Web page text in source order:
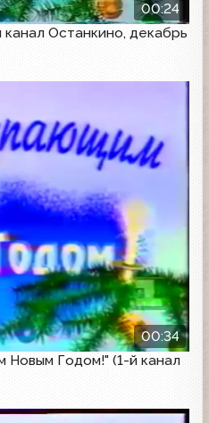
00:24
канал Останкино, декабрь
00:34
Новым Годом!" (1-й канал